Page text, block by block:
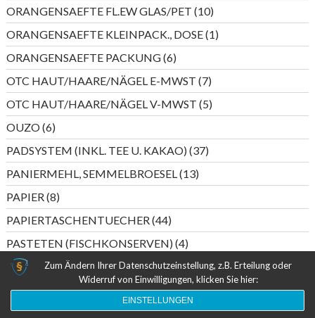
ORANGENSAEFTE FL.EW GLAS/PET 1010
Produkte
ORANGENSAEFTE KLEINPACK., DOSE 11
Produkt
ORANGENSAEFTE PACKUNG 66
Produkte
OTC HAUT/HAARE/NÄGEL E-MWST 77
Produkte
OTC HAUT/HAARE/NÄGEL V-MWST 55
Produkte
OUZO 66
Produkte
PADSYSTEM (INKL. TEE U. KAKAO) 3737
Produkte
PANIERMEHL, SEMMELBROESEL 1313
Produkte
PAPIER 88
Produkte
PAPIERTASCHENTUECHER 4444
Produkte
PASTETEN (FISCHKONSERVEN) 44
PASTETEN (WURST) 66
Produkte
PERLWEIN DEUTSCHLAND 55
Produkte
PERLWEIN ITALIEN/SPANIEN 2020
Zum Ändern Ihrer Datenschutzeinstellung, z.B. Erteilung oder
Widerruf von Einwilligungen, klicken Sie hier:
EINSTELLUNGEN